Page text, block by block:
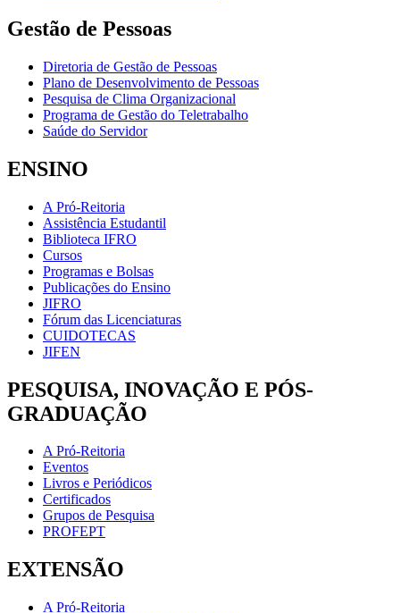
Gestão de Pessoas
Diretoria de Gestão de Pessoas
Plano de Desenvolvimento de Pessoas
Pesquisa de Clima Organizacional
Programa de Gestão do Teletrabalho
Saúde do Servidor
ENSINO
A Pró-Reitoria
Assistência Estudantil
Biblioteca IFRO
Cursos
Programas e Bolsas
Publicações do Ensino
JIFRO
Fórum das Licenciaturas
CUIDOTECAS
JIFEN
PESQUISA, INOVAÇÃO E PÓS-
GRADUAÇÃO
A Pró-Reitoria
Eventos
Livros e Periódicos
Certificados
Grupos de Pesquisa
PROFEPT
EXTENSÃO
A Pró-Reitoria